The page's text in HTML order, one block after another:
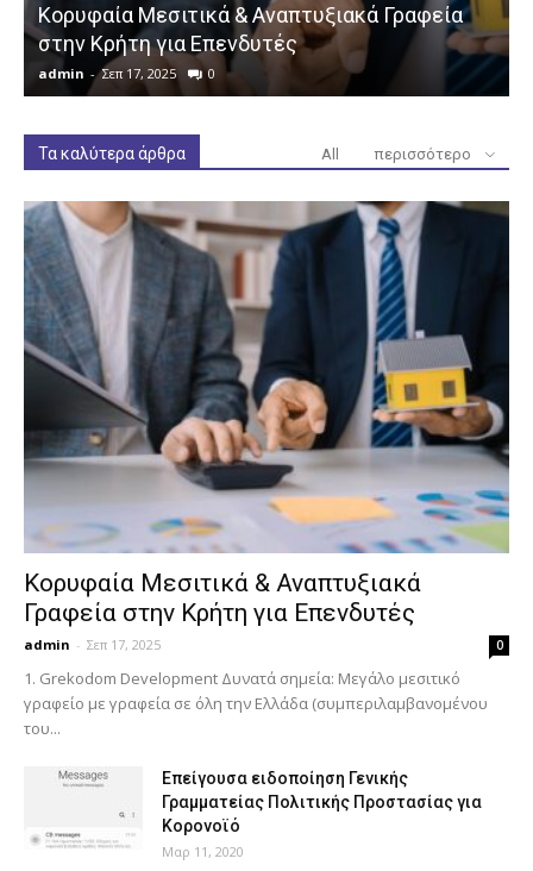
Κορυφαία Μεσιτικά & Αναπτυξιακά Γραφεία
στην Κρήτη για Επενδυτές
admin - Σεπ 17, 2025 0
Τα καλύτερα άρθρα All περισσότερο
Κορυφαία Μεσιτικά & Αναπτυξιακά
Γραφεία στην Κρήτη για Επενδυτές
admin - Σεπ 17, 2025 0
1. Grekodom Development Δυνατά σημεία: Μεγάλο μεσιτικό
γραφείο με γραφεία σε όλη την Ελλάδα (συμπεριλαμβανομένου
του...
Επείγουσα ειδοποίηση Γενικής
Γραμματείας Πολιτικής Προστασίας για
Κορονοϊό
Μαρ 11, 2020